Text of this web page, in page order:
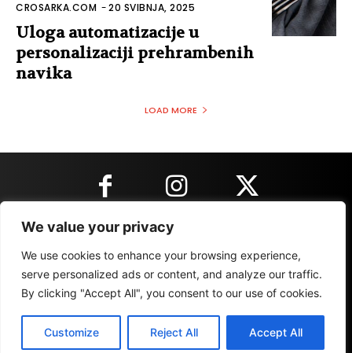
We value your privacy
We use cookies to enhance your browsing experience,
serve personalized ads or content, and analyze our traffic.
By clicking "Accept All", you consent to our use of cookies.
Customize Reject All Accept All
CROSARKA.COM -20 SVIBNJA, 2025
Uloga automatizacije u
personalizaciji prehrambenih
navika
LOAD MORE
KONTAKT INFORMACIJE
IMPRESSUM MARKETING REZULTATI